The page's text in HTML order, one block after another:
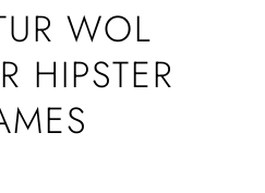
WOL
HIPSTER